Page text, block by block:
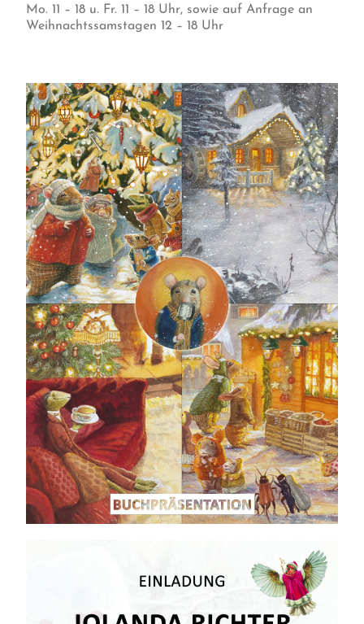
Mo. 11 – 18 u. Fr. 11 – 18 Uhr, sowie auf Anfrage an
Weihnachtssamstagen 12 – 18 Uhr